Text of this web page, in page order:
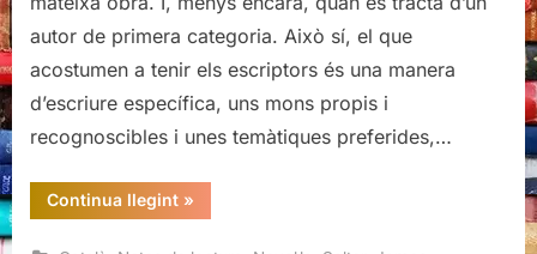
autor de primera categoria. Això sí, el que
acostumen a tenir els escriptors és una manera
d’escriure específica, uns mons propis i
recognoscibles i unes temàtiques preferides,…
Continua llegint“Això
és
James
»